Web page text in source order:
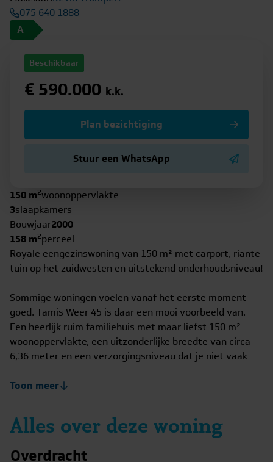
075 640 1888
A
Beschikbaar
€ 590.000 k.k.
Plan bezichtiging
Stuur een WhatsApp
150 m2woonoppervlakte
3slaapkamers
Bouwjaar2000
158 m2perceel
Royale eengezinswoning van 150 m² met carport, riante
tuin op het zuidwesten en uitstekend onderhoudsniveau!
Sommige woningen voelen vanaf het eerste moment
goed. Tamis Weer 45 is daar een mooi voorbeeld van.
Een heerlijk ruim familiehuis met maar liefst 150 m²
woonoppervlakte, een uitzonderlijke breedte van circa
6,36 meter en een verzorgingsniveau dat je niet vaak
nieuwste zijn, is deze woning door de huidige eigenaar
Dat zie je terug in alles. Van het schilderwerk tot de
installaties en van het dagelijkse onderhoud tot de
zaken altijd serieus zijn genomen.
Toon meer
Alles over deze woning
Overdracht